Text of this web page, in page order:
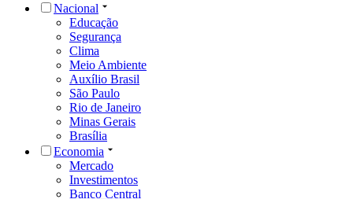
Nacional
Educação
Segurança
Clima
Meio Ambiente
Auxílio Brasil
São Paulo
Rio de Janeiro
Minas Gerais
Brasília
Economia
Mercado
Investimentos
Banco Central